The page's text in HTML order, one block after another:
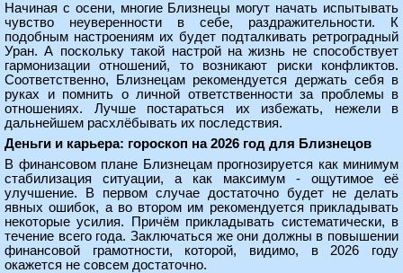
Начиная с осени, многие Близнецы могут начать испытывать
чувство неуверенности в себе, раздражительности. К
подобным настроениям их будет подталкивать ретроградный
Уран. А поскольку такой настрой на жизнь не способствует
гармонизации отношений, то возникают риски конфликтов.
Соответственно, Близнецам рекомендуется держать себя в
руках и помнить о личной ответственности за проблемы в
отношениях. Лучше постараться их избежать, нежели в
дальнейшем расхлёбывать их последствия.
Деньги и карьера: гороскоп на 2026 год для Близнецов
В финансовом плане Близнецам прогнозируется как минимум
стабилизация ситуации, а как максимум - ощутимое её
улучшение. В первом случае достаточно будет не делать
явных ошибок, а во втором им рекомендуется прикладывать
некоторые усилия. Причём прикладывать систематически, в
течение всего года. Заключаться же они должны в повышении
финансовой грамотности, которой, видимо, в 2026 году
окажется не совсем достаточно.